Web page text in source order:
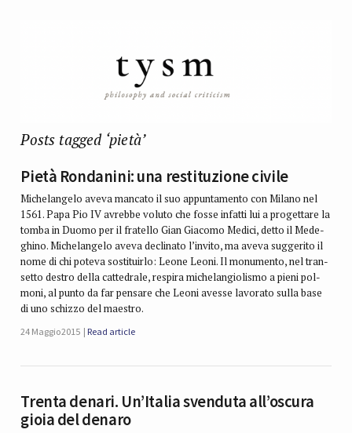
Posts tagged ‘pietà’
Pietà Rondanini: una restituzione civile
Miche­lan­gelo aveva man­cato il suo appun­ta­mento con Milano nel
1561. Papa Pio IV avrebbe voluto che fosse infatti lui a pro­get­tare la
tomba in Duomo per il fra­tello Gian Gia­como Medici, detto il Mede­
ghino. Miche­lan­gelo aveva decli­nato l’invito, ma aveva sug­ge­rito il
nome di chi poteva sosti­tuirlo: Leone Leoni. Il monu­mento, nel tran­
setto destro della cat­te­drale, respira miche­lan­gio­li­smo a pieni pol­
moni, al punto da far pen­sare che Leoni avesse lavo­rato sulla base
di uno schizzo del maestro.
24 Maggio 2015 Read article
Trenta denari. Un’Italia svenduta all’oscura
gioia del denaro